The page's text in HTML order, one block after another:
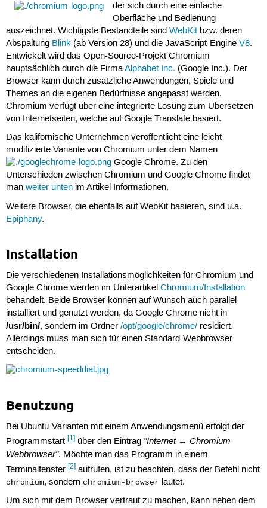
der sich durch eine einfache
Oberfläche und Bedienung
auszeichnet. Wichtigste Bestandteile sind WebKitbzw. deren
Abspaltung Blink(ab Version 28) und die JavaScript-Engine V8.
Entwickelt wird das Open-Source-Projekt Chromium
hauptsächlich durch die FirmaAlphabet Inc. (Google Inc.). Der
Browser kann durch zusätzliche Anwendungen, Spiele und
Themes an die eigenen Bedürfnisse angepasst werden.
Chromium verfügt über eine integrierte Lösung zum Übersetzen
von Internetseiten, welche auf Google Translate basiert.
Das kalifornische Unternehmen veröffentlicht eine leicht
modifizierte Variante von Chromium unter dem Namen
Google Chrome. Zu den
Unterschieden zwischen Chromium und Google Chrome findet
man weiter untenim Artikel Informationen.
Weitere Browser, die ebenfalls auf WebKit basieren, sind u.a.
Epiphany.
Installation
Die verschiedenen Installationsmöglichkeiten für Chromium und
Google Chrome werden im Unterartikel Chromium/Installation
behandelt. Beide Browser können auf Wunsch auch parallel
installiert und genutzt werden, da Google Chrome nicht in
/usr/bin/, sondern im Ordner /opt/google/chrome/residiert.
Allerdings muss man sich für einen Standard-Webbrowser
entscheiden.
Benutzung
Bei Ubuntu-Varianten mit einem Anwendungsmenü erfolgt der
Programmstart [1]über den Eintrag "Internet → Chromium-
Webbrowser". Möchte man das Programm in einem
Terminalfenster [2]aufrufen, ist zu beachten, dass der Befehl nicht
chromium, sondern chromium-browser lautet.
Um sich mit dem Browser vertraut zu machen, kann neben dem